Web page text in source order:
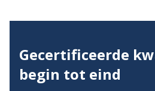
Gecertificeerde
begin tot eind